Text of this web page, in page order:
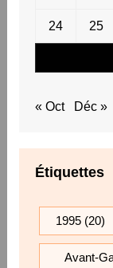
24 25
« Oct Déc »
Étiquettes
1995(20)
Avant-